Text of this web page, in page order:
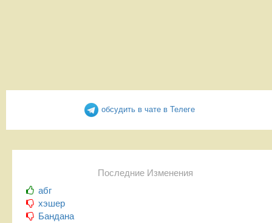
обсудить в чате в Телеге
Последние Изменения
абг
хэшер
Бандана